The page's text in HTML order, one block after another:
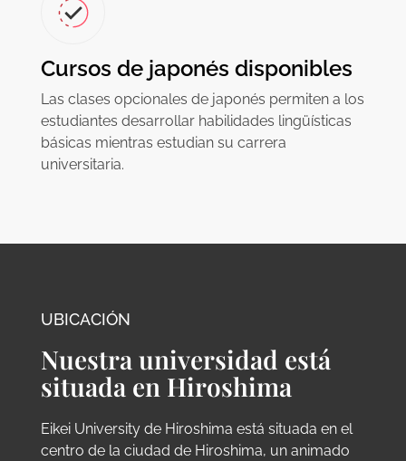
Cursos de japonés disponibles
Las clases opcionales de japonés permiten a los
estudiantes desarrollar habilidades lingüísticas
básicas mientras estudian su carrera
universitaria.
UBICACIÓN
Nuestra universidad está
situada en Hiroshima
Eikei University de Hiroshima está situada en el
centro de la ciudad de Hiroshima, un animado